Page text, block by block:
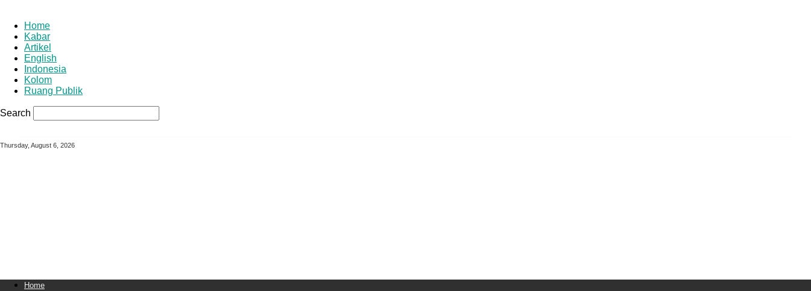
Home
Kabar
Artikel
English
Indonesia
Kolom
Ruang Publik
Register for an account
Search
Thursday, August 6, 2026
Home